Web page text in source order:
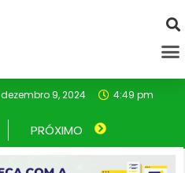
dezembro 9, 2024 4:49 pm
PRÓXIMO Próximo